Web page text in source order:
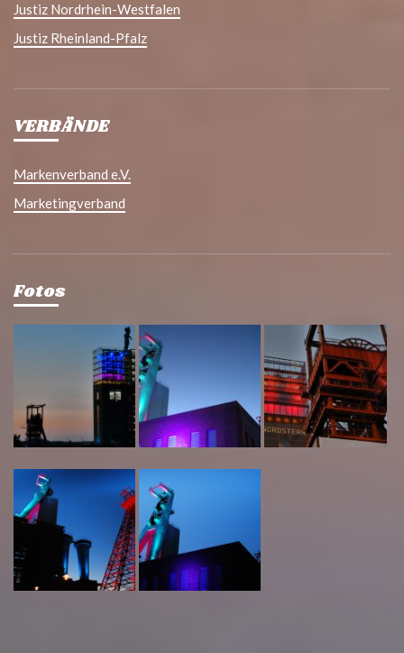
Justiz Nordrhein-Westfalen
Justiz Rheinland-Pfalz
VERBÄNDE
Markenverband e.V.
Marketingverband
Fotos